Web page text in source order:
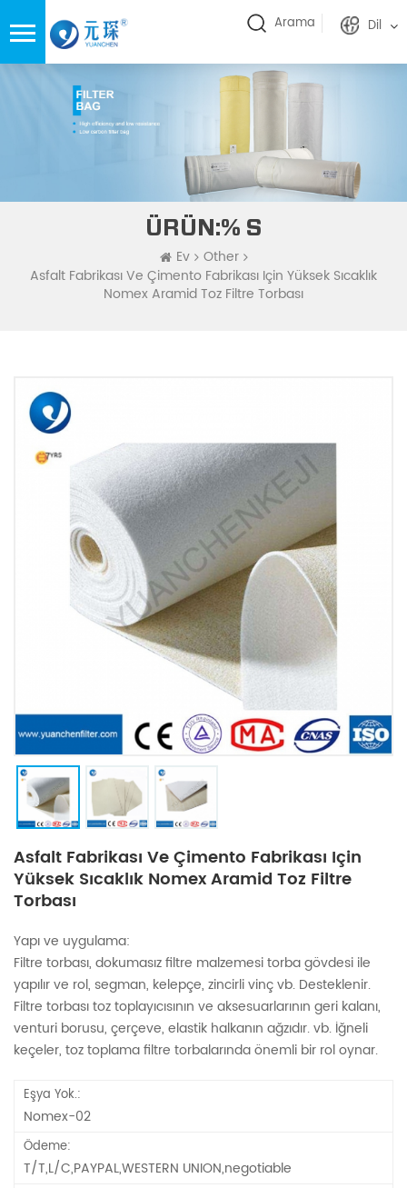
Arama Dil
ÜRÜN:% S
Ev
Other
Asfalt Fabrikası Ve Çimento Fabrikası Için Yüksek Sıcaklık
Nomex Aramid Toz Filtre Torbası
Asfalt Fabrikası Ve Çimento Fabrikası Için
Yüksek Sıcaklık Nomex Aramid Toz Filtre
Torbası
Yapı ve uygulama:
Filtre torbası, dokumasız filtre malzemesi torba gövdesi ile
yapılır ve rol, segman, kelepçe, zincirli vinç vb. Desteklenir.
Filtre torbası toz toplayıcısının ve aksesuarlarının geri kalanı,
venturi borusu, çerçeve, elastik halkanın ağzıdır. vb. İğneli
keçeler, toz toplama filtre torbalarında önemli bir rol oynar.
Eşya Yok.:
Nomex-02
Ödeme:
T/T,L/C,PAYPAL,WESTERN UNION,negotiable